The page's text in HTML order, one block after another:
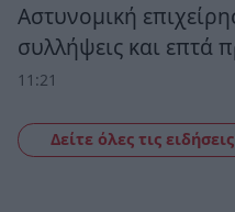
Αστυνομική
συλλήψεις και επτά
11:21
Δείτε όλες τις ειδήσεις